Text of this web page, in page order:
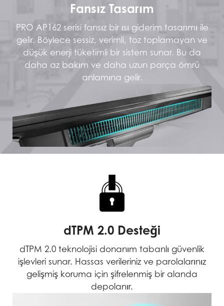
Fansız Tasarım
PRO AP162 serisi fansız bir ısı giderim tasarımı ile
gelir. Böylece sessiz, verimli, toz toplamayan ve
düşük enerji tüketimli bir sistem sunar. Bu da
daha az bakım ve daha uzun parça ömrü
anlamına gelir.
dTPM 2.0 Desteği
dTPM 2.0 teknolojisi donanım tabanlı güvenlik
işlevleri sunar. Hassas verileriniz ve parolalarınız
gelişmiş koruma için şifrelenmiş bir alanda
depolanır.